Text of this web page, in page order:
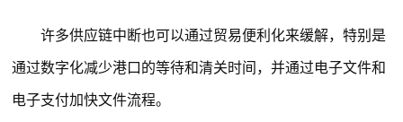
许多供应链中断也可以通过贸易便利化来缓解，特别是
通过数字化减少港口的等待和清关时间，并通过电子文件和
电子支付加快文件流程。